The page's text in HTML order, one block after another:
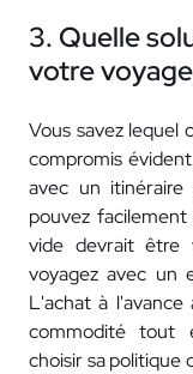
3. Quelle
votre
Vous savez lequel
compromis
avec un itinéraire
pouvez
vide devrait être
voyagez avec un
L'achat à
commodité tout
choisir sa politique